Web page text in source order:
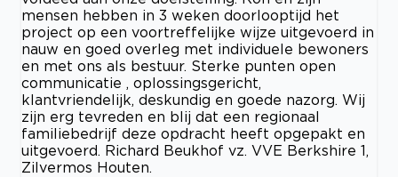
mensen hebben in 3 weken doorlooptijd het
project op een voortreffelijke wijze uitgevoerd in
nauw en goed overleg met individuele bewoners
en met ons als bestuur. Sterke punten open
communicatie , oplossingsgericht,
klantvriendelijk, deskundig en goede nazorg. Wij
zijn erg tevreden en blij dat een regionaal
familiebedrijf deze opdracht heeft opgepakt en
uitgevoerd. Richard Beukhof vz. VVE Berkshire 1,
Zilvermos Houten.